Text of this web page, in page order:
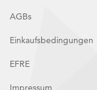
AGBs
Einkaufsbedingungen
EFRE
Impressum